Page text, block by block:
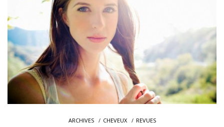
ARCHIVES CHEVEUX REVUES